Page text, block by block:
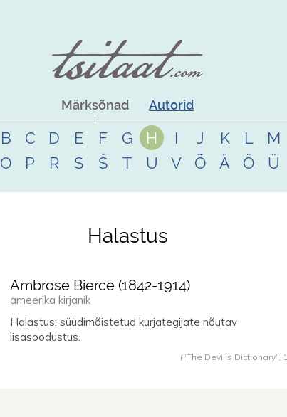
Märksõnad Autorid
B C D E F G H I J K L
M
O P R S Š T U V Õ Ä Ö Ü
Halastus
Ambrose Bierce (1842-1914)
ameerika kirjanik
Halastus: süüdimõistetud kurjategijate nõutav
lisasoodustus.
(“The Devil's Dictionary”,